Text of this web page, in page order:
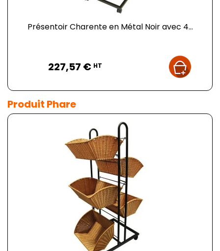
Présentoir Charente en Métal Noir avec 4...
227,57 € HT
Produit Phare